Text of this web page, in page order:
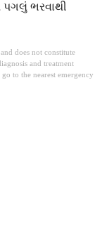
પગલું ભરવાથી
does not constitute
and treatment
to the nearest emergency